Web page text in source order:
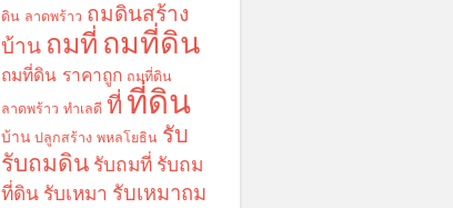
ดิน ลาดพร้าว ถมดินสร้าง
บ้าน ถมที่ ถมที่ดิน
ถมที่ดิน ราคาถูก ถมที่ดิน
ลาดพร้าว ทำเลดี ที่ ที่ดิน
บ้าน ปลูกสร้าง พหลโยธิน รับ
รับถมดิน รับถมที่ รับถม
ที่ดิน รับเหมา รับเหมาถม